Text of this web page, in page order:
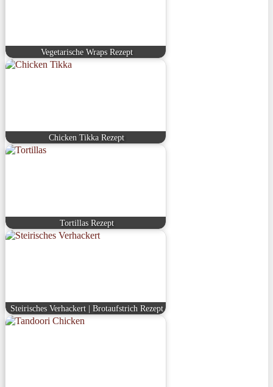
Vegetarische Wraps Rezept
Chicken Tikka Rezept
Tortillas Rezept
Steirisches Verhackert | Brotaufstrich Rezept